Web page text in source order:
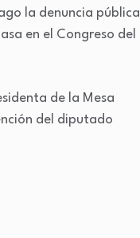
la denuncia pública
en el Congreso del
de la Mesa
del diputado